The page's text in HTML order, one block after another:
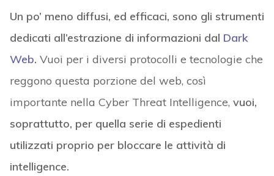
Un po’ meno diffusi, ed efficaci, sono gli strumenti
dedicati all’estrazione di informazioni dal Dark
Web. Vuoi per i diversi protocolli e tecnologie che
reggono questa porzione del web, così
importante nella Cyber Threat Intelligence, vuoi,
soprattutto, per quella serie di espedienti
utilizzati proprio per bloccare le attività di
intelligence.